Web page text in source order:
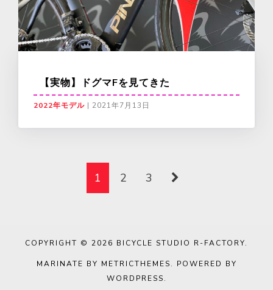
【実物】ドグマFを見てきた
2022年モデル | 2021年7月13日
1 2 3
COPYRIGHT © 2026 BICYCLE STUDIO R-FACTORY.
MARINATE BY METRICTHEMES. POWERED BY
WORDPRESS.